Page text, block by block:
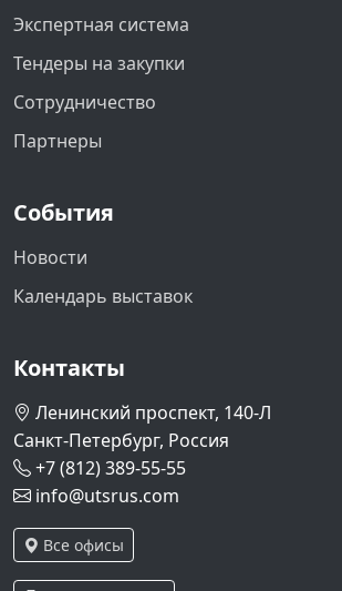
Экспертная система
Тендеры на закупки
Сотрудничество
Партнеры
События
Новости
Календарь выставок
Контакты
Ленинский проспект, 140-Л
Санкт-Петербург, Россия
+7 (812) 389-55-55
info@utsrus.com
Все офисы